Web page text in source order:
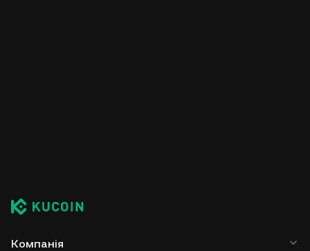
Компанія